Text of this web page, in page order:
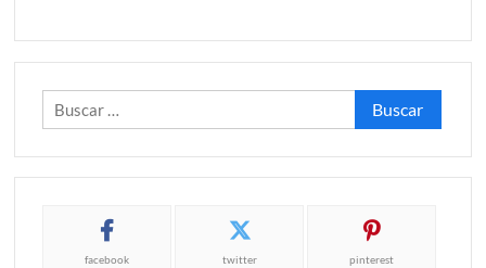
Buscar:
facebook twitter pinterest